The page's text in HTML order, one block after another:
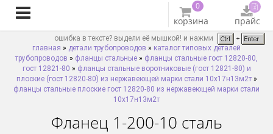
0
корзина прайс
ошибка в тексте? выдели её мышкой! и нажми
главная » детали трубопроводов » каталог типовых деталей
трубопроводов » фланцы стальные » фланцы стальные гост 12820-80,
гост 12821-80 » фланцы стальные воротниковые (гост 12821-80) и
плоские (гост 12820-80) из нержавеющей марки стали 10х17н13м2т»
фланцы стальные плоские гост 12820-80 из нержавеющей марки стали
10х17н13м2т
Фланец 1-200-10 сталь